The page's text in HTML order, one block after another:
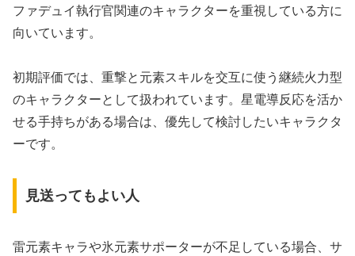
ファデュイ執行官関連のキャラクターを重視している方に
向いています。
初期評価では、重撃と元素スキルを交互に使う継続火力型
のキャラクターとして扱われています。星電導反応を活か
せる手持ちがある場合は、優先して検討したいキャラクタ
ーです。
見送ってもよい人
雷元素キャラや氷元素サポーターが不足している場合、サ